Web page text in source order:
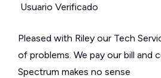
Usuario Verificado
Pleased with Riley our Tech
of problems. We pay our bill and
Spectrum makes no sense